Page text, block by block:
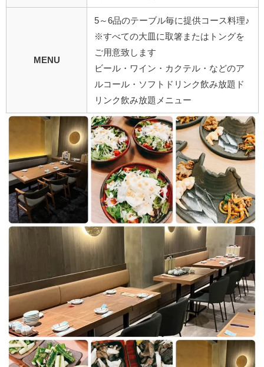
MENU
5～6品のテーブル毎に提供コース料理♪
※すべての大皿に取箸またはトングを
ご用意致します
ビール・ワイン・カクテル・などのア
ルコール・ソフトドリンク飲み放題 ド
リンク飲み放題メニュー